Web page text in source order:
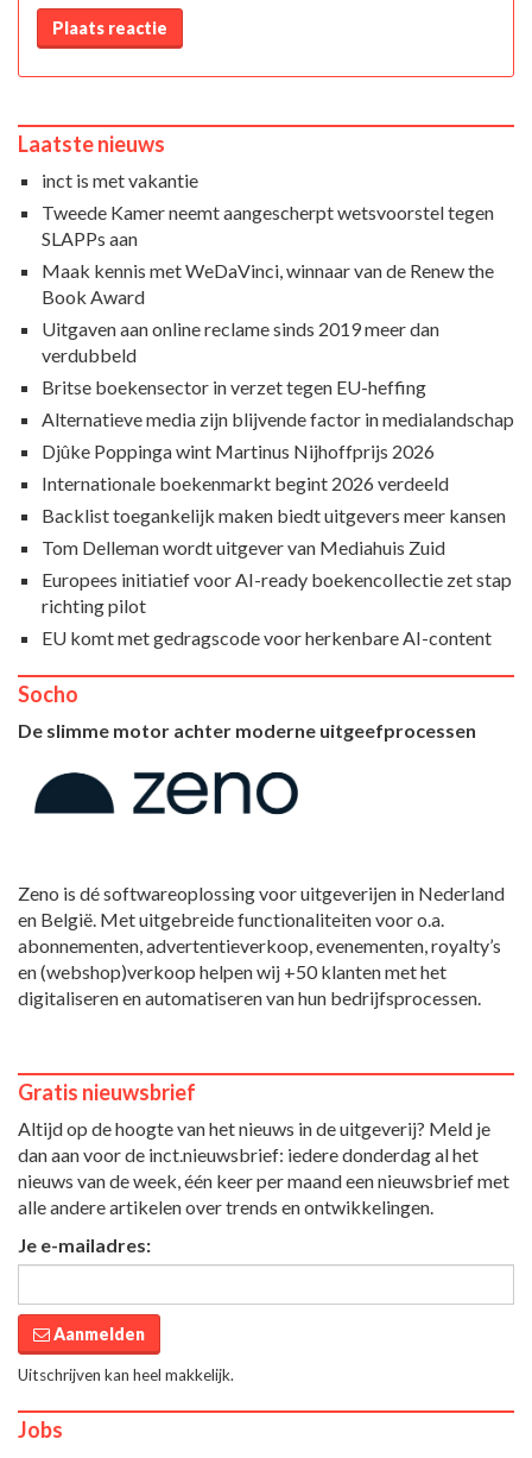
Plaats reactie
Laatste nieuws
inct is met vakantie
Tweede Kamer neemt aangescherpt wetsvoorstel tegen
SLAPPs aan
Maak kennis met WeDaVinci, winnaar van de Renew the
Book Award
Uitgaven aan online reclame sinds 2019 meer dan
verdubbeld
Britse boekensector in verzet tegen EU-heffing
Alternatieve media zijn blijvende factor in medialandschap
Djûke Poppinga wint Martinus Nijhoffprijs 2026
Internationale boekenmarkt begint 2026 verdeeld
Backlist toegankelijk maken biedt uitgevers meer kansen
Tom Delleman wordt uitgever van Mediahuis Zuid
Europees initiatief voor AI-ready boekencollectie zet stap
richting pilot
EU komt met gedragscode voor herkenbare AI-content
Socho
De slimme motor achter moderne uitgeefprocessen
Zeno is dé softwareoplossing voor uitgeverijen in Nederland
en België. Met uitgebreide functionaliteiten voor o.a.
abonnementen, advertentieverkoop, evenementen, royalty’s
en (webshop)verkoop helpen wij +50 klanten met het
digitaliseren en automatiseren van hun bedrijfsprocessen.
Gratis nieuwsbrief
Altijd op de hoogte van het nieuws in de uitgeverij? Meld je
dan aan voor de inct.nieuwsbrief: iedere donderdag al het
nieuws van de week, één keer per maand een nieuwsbrief met
alle andere artikelen over trends en ontwikkelingen.
Je e-mailadres:
Aanmelden
Uitschrijven kan heel makkelijk.
Jobs